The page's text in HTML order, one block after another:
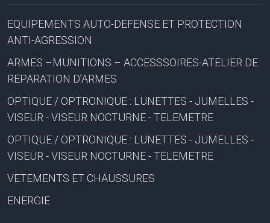
EQUIPEMENTS AUTO-DEFENSE ET PROTECTION
ANTI-AGRESSION
ARMES –MUNITIONS – ACCESSSOIRES-ATELIER DE
REPARATION D’ARMES
OPTIQUE / OPTRONIQUE : LUNETTES - JUMELLES -
VISEUR - VISEUR NOCTURNE - TELEMETRE
OPTIQUE / OPTRONIQUE : LUNETTES - JUMELLES -
VISEUR - VISEUR NOCTURNE - TELEMETRE
VETEMENTS ET CHAUSSURES
ENERGIE